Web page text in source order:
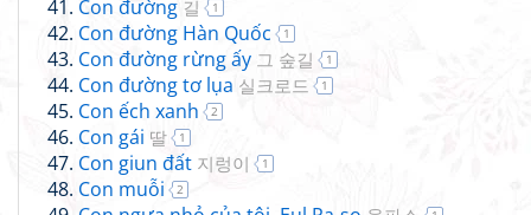
Con đường 길 1
Con đường Hàn Quốc 1
Con đường rừng ấy 그 숲길 1
Con đường tơ lụa 실크로드 1
Con ếch xanh 2
Con gái 딸 1
Con giun đất 지렁이 1
Con muỗi 2